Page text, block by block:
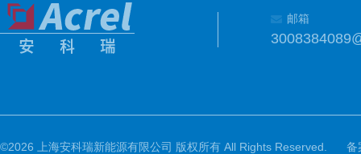
邮箱
©2026 上海安科瑞新能源有限公司 版权所有 All Rights Reserved.
备